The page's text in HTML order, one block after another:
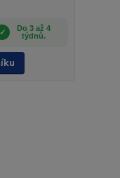
Do 3 až 4
týdnů.